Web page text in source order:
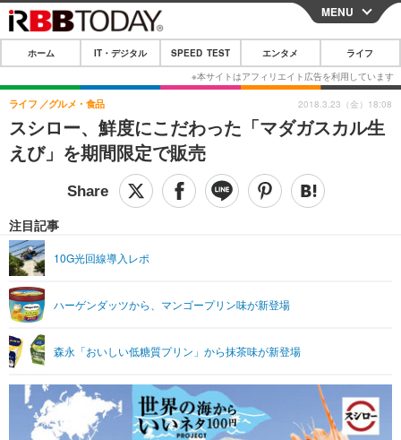
CLOSE
ホーム
IT・デジタル
IT・デジタルTOP スマートフォン
ショッピング その他
SPEED TEST
エンタメTOP 映画・ドラマ
グラビア ブログ
ショッピング その他
ライフTOP
リリース一覧
プッシュ通知の停止方法
MENU
ホーム IT・デジタル SPEED TEST エンタメ ライフ
スシロー、鮮度にこだわった「マダガスカル生
えび」を期間限定で販売
ライフ グルメ・食品
注目記事
10G光回線導入レポ
ハーゲンダッツから、マンゴープリン味が新登場
森永「おいしい低糖質プリン」から抹茶味が新登場
2018.3.23（金）18:08